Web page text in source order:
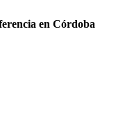
en Córdoba